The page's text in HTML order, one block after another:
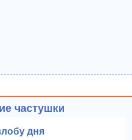
частушки
дня